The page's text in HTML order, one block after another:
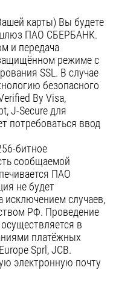
карты) Вы будете
ПАО СБЕРБАНК.
и передача
режиме с
SSL. В случае
безопасного
By Visa,
J-Secure для
потребоваться ввод
битное
сообщаемой
ПАО
не будет
исключением случаев,
РФ. Проведение
в
платёжных
Sprl, JCB.
электронную почту